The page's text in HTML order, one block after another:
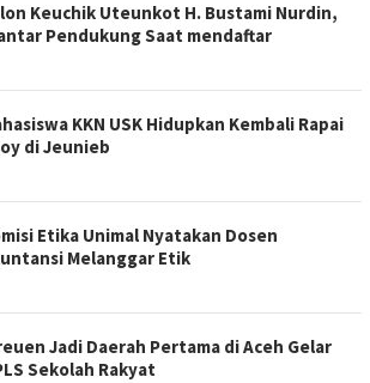
Keuchik Uteunkot H. Bustami Nurdin,
Pendukung Saat mendaftar
KKN USK Hidupkan Kembali Rapai
di Jeunieb
Etika Unimal Nyatakan Dosen
Melanggar Etik
Jadi Daerah Pertama di Aceh Gelar
Sekolah Rakyat